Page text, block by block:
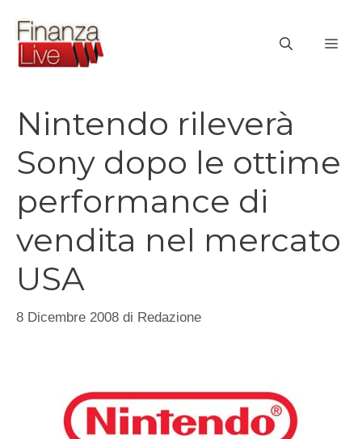
contenuto
Nintendo rileverà
Sony dopo le ottime
performance di
vendita nel mercato
USA
8 Dicembre 2008 di Redazione